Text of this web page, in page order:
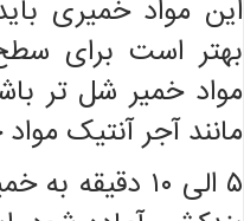
این مواد خمیری
بهتر است برای
مواد خمیر شل تر
مانند آجر آنتیک
۵ الی ۱۰